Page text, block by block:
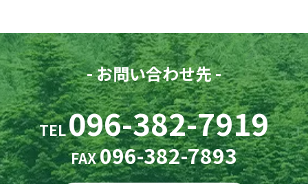
- お問い合わせ先 -
TEL096-382-7919
FAX096-382-7893